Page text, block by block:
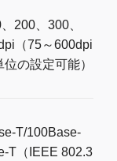
200、300、
（75～600dpi
の設定可能）
T/100Base-
T（IEEE 802.3